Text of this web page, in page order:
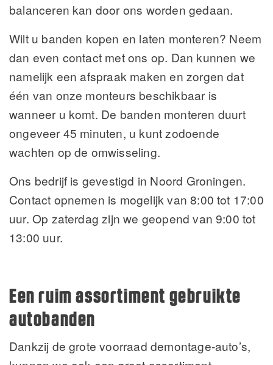
balanceren kan door ons worden gedaan.
Wilt u banden kopen en laten monteren? Neem
dan even contact met ons op. Dan kunnen we
namelijk een afspraak maken en zorgen dat
één van onze monteurs beschikbaar is
wanneer u komt. De banden monteren duurt
ongeveer 45 minuten, u kunt zodoende
wachten op de omwisseling.
Ons bedrijf is gevestigd in Noord Groningen.
Contact opnemen is mogelijk van 8:00 tot 17:00
uur. Op zaterdag zijn we geopend van 9:00 tot
13:00 uur.
Een ruim assortiment gebruikte
autobanden
Dankzij de grote voorraad demontage-auto’s,